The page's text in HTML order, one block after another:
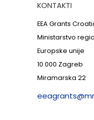
KONTAKTI
EEA Grants
Ministarstvo
Europske unije
10 000 Zagreb
Miramarska 22